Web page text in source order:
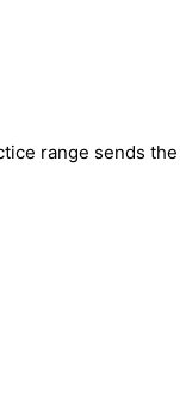
range sends